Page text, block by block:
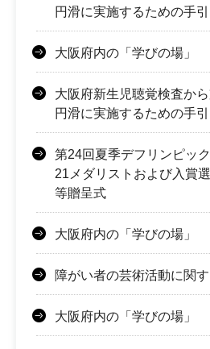
円滑に実施するための手引
大阪府内の「学びの場」
大阪府新生児聴覚検査か
円滑に実施するための手引
第24回夏季デフリンピッ
21メダリストおよび入賞
等贈呈式
大阪府内の「学びの場」
障がい者の芸術活動に関
大阪府内の「学びの場」